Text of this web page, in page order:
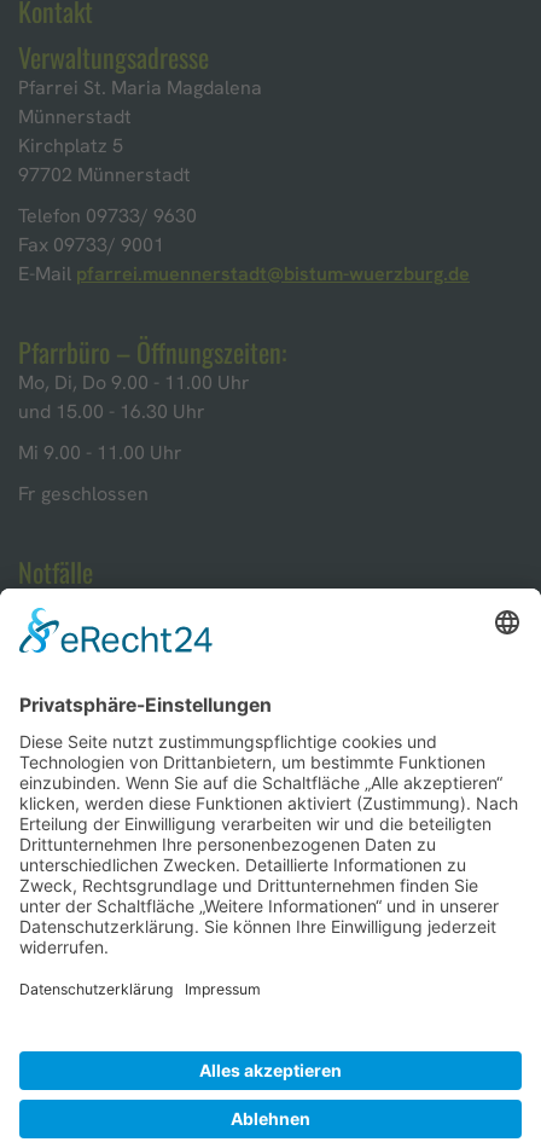
Kontakt
Verwaltungsadresse
Pfarrei St. Maria Magdalena
Münnerstadt
Kirchplatz 5
97702 Münnerstadt
Telefon 09733/ 9630
Fax 09733/ 9001
E-Mail pfarrei.muennerstadt@bistum-wuerzburg.de
Pfarrbüro – Öffnungszeiten:
Mo, Di, Do 9.00 - 11.00 Uhr
und 15.00 - 16.30 Uhr
Mi 9.00 - 11.00 Uhr
Fr geschlossen
Notfälle
Bitte wenden Sie sich außerhalb der Bürozeiten in
dringenden seelsorgerischen Angelegenheiten an
09733/8114-28 (P.Rudolf)
Kontakt
Anfrage direkt senden
Startseite
Zurück zur Startseite
© 2026 BISTUM WÜRZBURG
IMPRESSUM
DATENSCHUTZERKLÄRUNG|
ERKLÄRUNG ZUR BARRIEREFREIHEIT